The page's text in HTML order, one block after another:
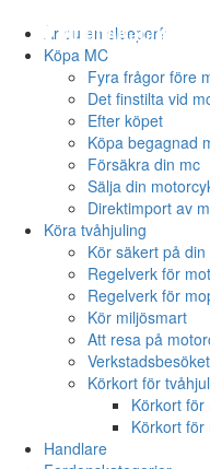
Är du en sleeper?
Köpa MC
Fyra frågor före
Det finstilta vid
Efter köpet
Köpa begagnad
Försäkra din mc
Sälja din
Direktimport av
Köra tvåhjuling
Kör säkert på din
Regelverk för
Regelverk för
Kör miljösmart
Att resa på
Verkstadsbesöket
Körkort för
Körkort
Körkort för
Handlare